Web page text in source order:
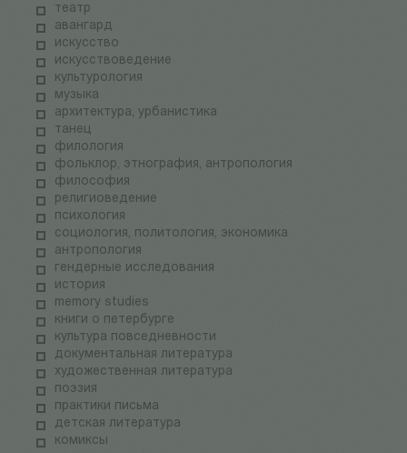
театр
авангард
искусство
искусствоведение
культурология
музыка
архитектура, урбанистика
танец
филология
фольклор, этнография, антропология
философия
религиоведение
психология
социология, политология, экономика
антропология
гендерные исследования
история
memory studies
книги о петербурге
культура повседневности
документальная литература
художественная литература
поэзия
практики письма
детская литература
комиксы